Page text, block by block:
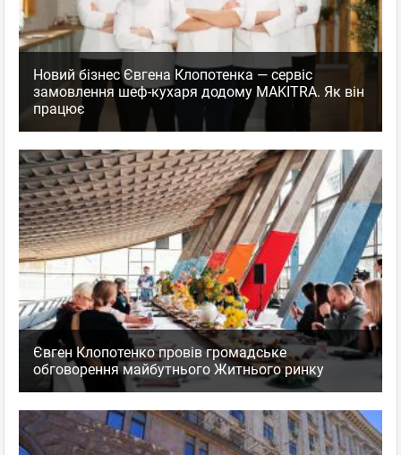
Новий бізнес Євгена Клопотенка — сервіс
замовлення шеф-кухаря додому MAKITRA. Як він
працює
Євген Клопотенко провів громадське
обговорення майбутнього Житнього ринку